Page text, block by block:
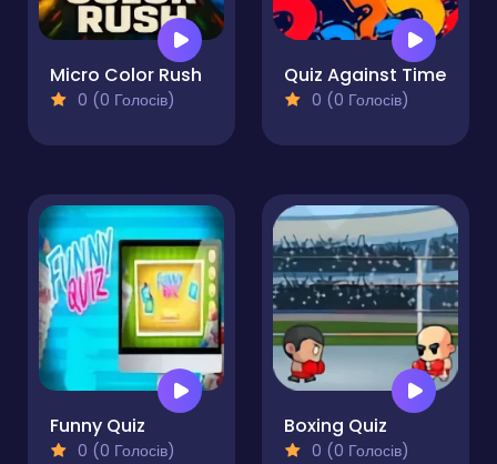
Micro Color Rush
0 (0 Голосів)
Quiz Against Time
0 (0 Голосів)
Funny Quiz
0 (0 Голосів)
Boxing Quiz
0 (0 Голосів)